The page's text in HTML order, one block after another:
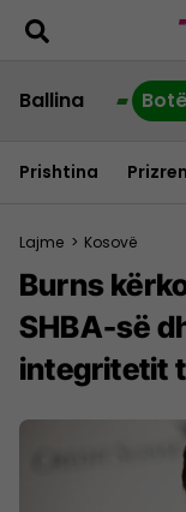
Ballina
Prishtina
Lajme > Kosovë
Burns
SHBA-së
integritetit